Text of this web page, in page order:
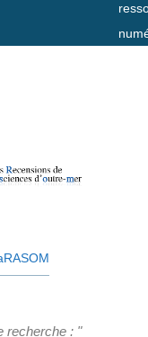
recherche : "